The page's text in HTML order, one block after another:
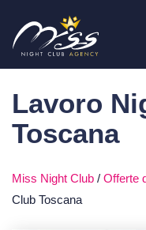
contenuto
Lavoro
Toscana
Miss Night Club / Offerte
Club Toscana